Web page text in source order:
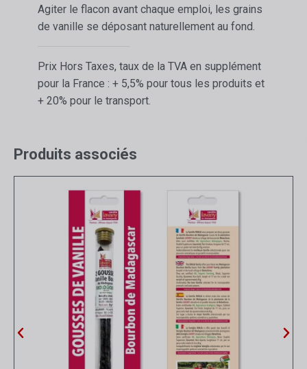
Agiter le flacon avant chaque emploi, les grains
de vanille se déposant naturellement au fond.
Prix Hors Taxes, taux de la TVA en supplément
pour la France : + 5,5% pour tous les produits et
+ 20% pour le transport.
Produits associés